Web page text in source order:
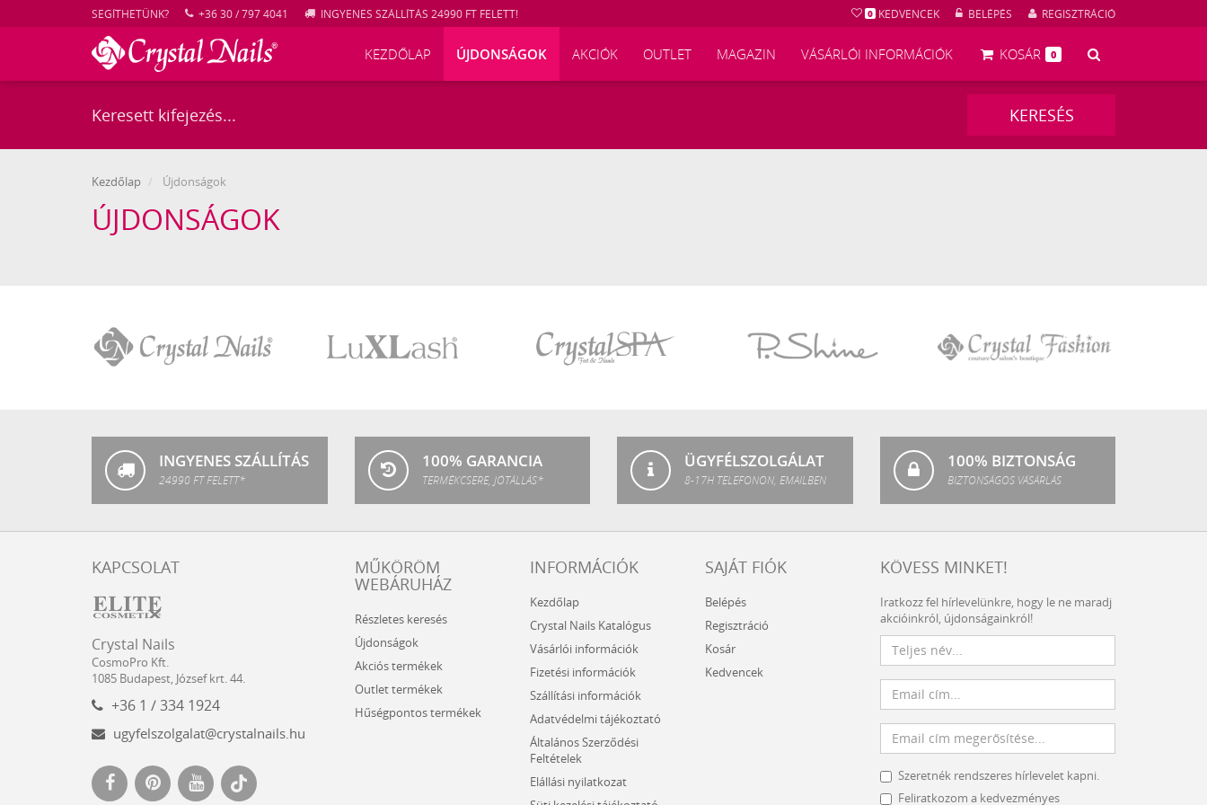
SEGÍTHETÜNK? +36 30 / 797 4041 INGYENES SZÁLLÍTÁS 24990 FT FELETT! 0 KEDVENCEK BELÉPÉS REGISZTRÁCIÓ
KEZDŐLAP ÚJDONSÁGOK AKCIÓK OUTLET MAGAZIN VÁSÁRLÓI INFORMÁCIÓK KOSÁR 0
KERESÉS
Kezdőlap Újdonságok
ÚJDONSÁGOK
INGYENES SZÁLLÍTÁS
24990 FT FELETT*
100% GARANCIA
TERMÉKCSERE, JÓTÁLLÁS*
ÜGYFÉLSZOLGÁLAT
8-17H TELEFONON, EMAILBEN
100% BIZTONSÁG
BIZTONSÁGOS VÁSÁRLÁS
KAPCSOLAT
Nails
Kft.
Crystal Nails
CosmoPro Kft.
1085 Budapest, József krt. 44.
+36 1 / 334 1924
ugyfelszolgalat@crystalnails.hu
MŰKÖRÖM
WEBÁRUHÁZ
Részletes keresés
Újdonságok
Akciós termékek
Outlet termékek
Hűségpontos termékek
INFORMÁCIÓK
Kezdőlap
Crystal Nails Katalógus
Vásárlói információk
Fizetési információk
Szállítási információk
Adatvédelmi tájékoztató
Általános Szerződési
Feltételek
Elállási nyilatkozat
SAJÁT FIÓK
Belépés
Regisztráció
Kosár
Kedvencek
KÖVESS MINKET!
Iratkozz fel hírlevelünkre, hogy le ne maradj
akcióinkról, újdonságainkról!
Szeretnék rendszeres hírlevelet kapni.
Feliratkozom a kedvezményes